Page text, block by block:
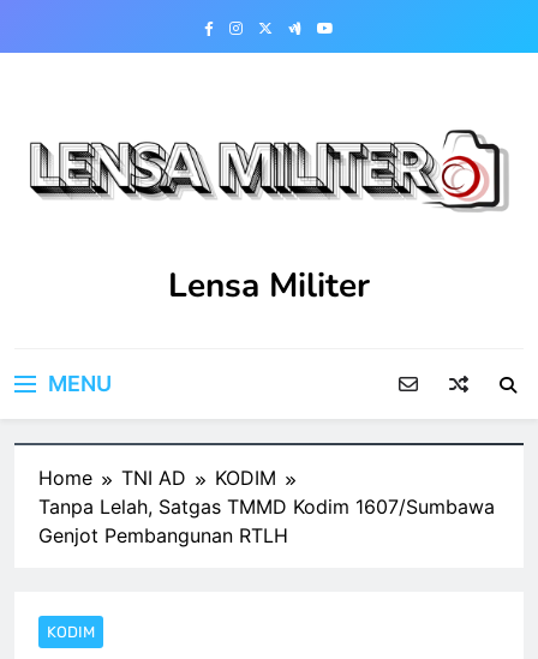
Lensa Militer
MENU
Home TNI AD
KODIM
Tanpa Lelah, Satgas TMMD Kodim 1607/Sumbawa
Genjot Pembangunan RTLH
KODIM